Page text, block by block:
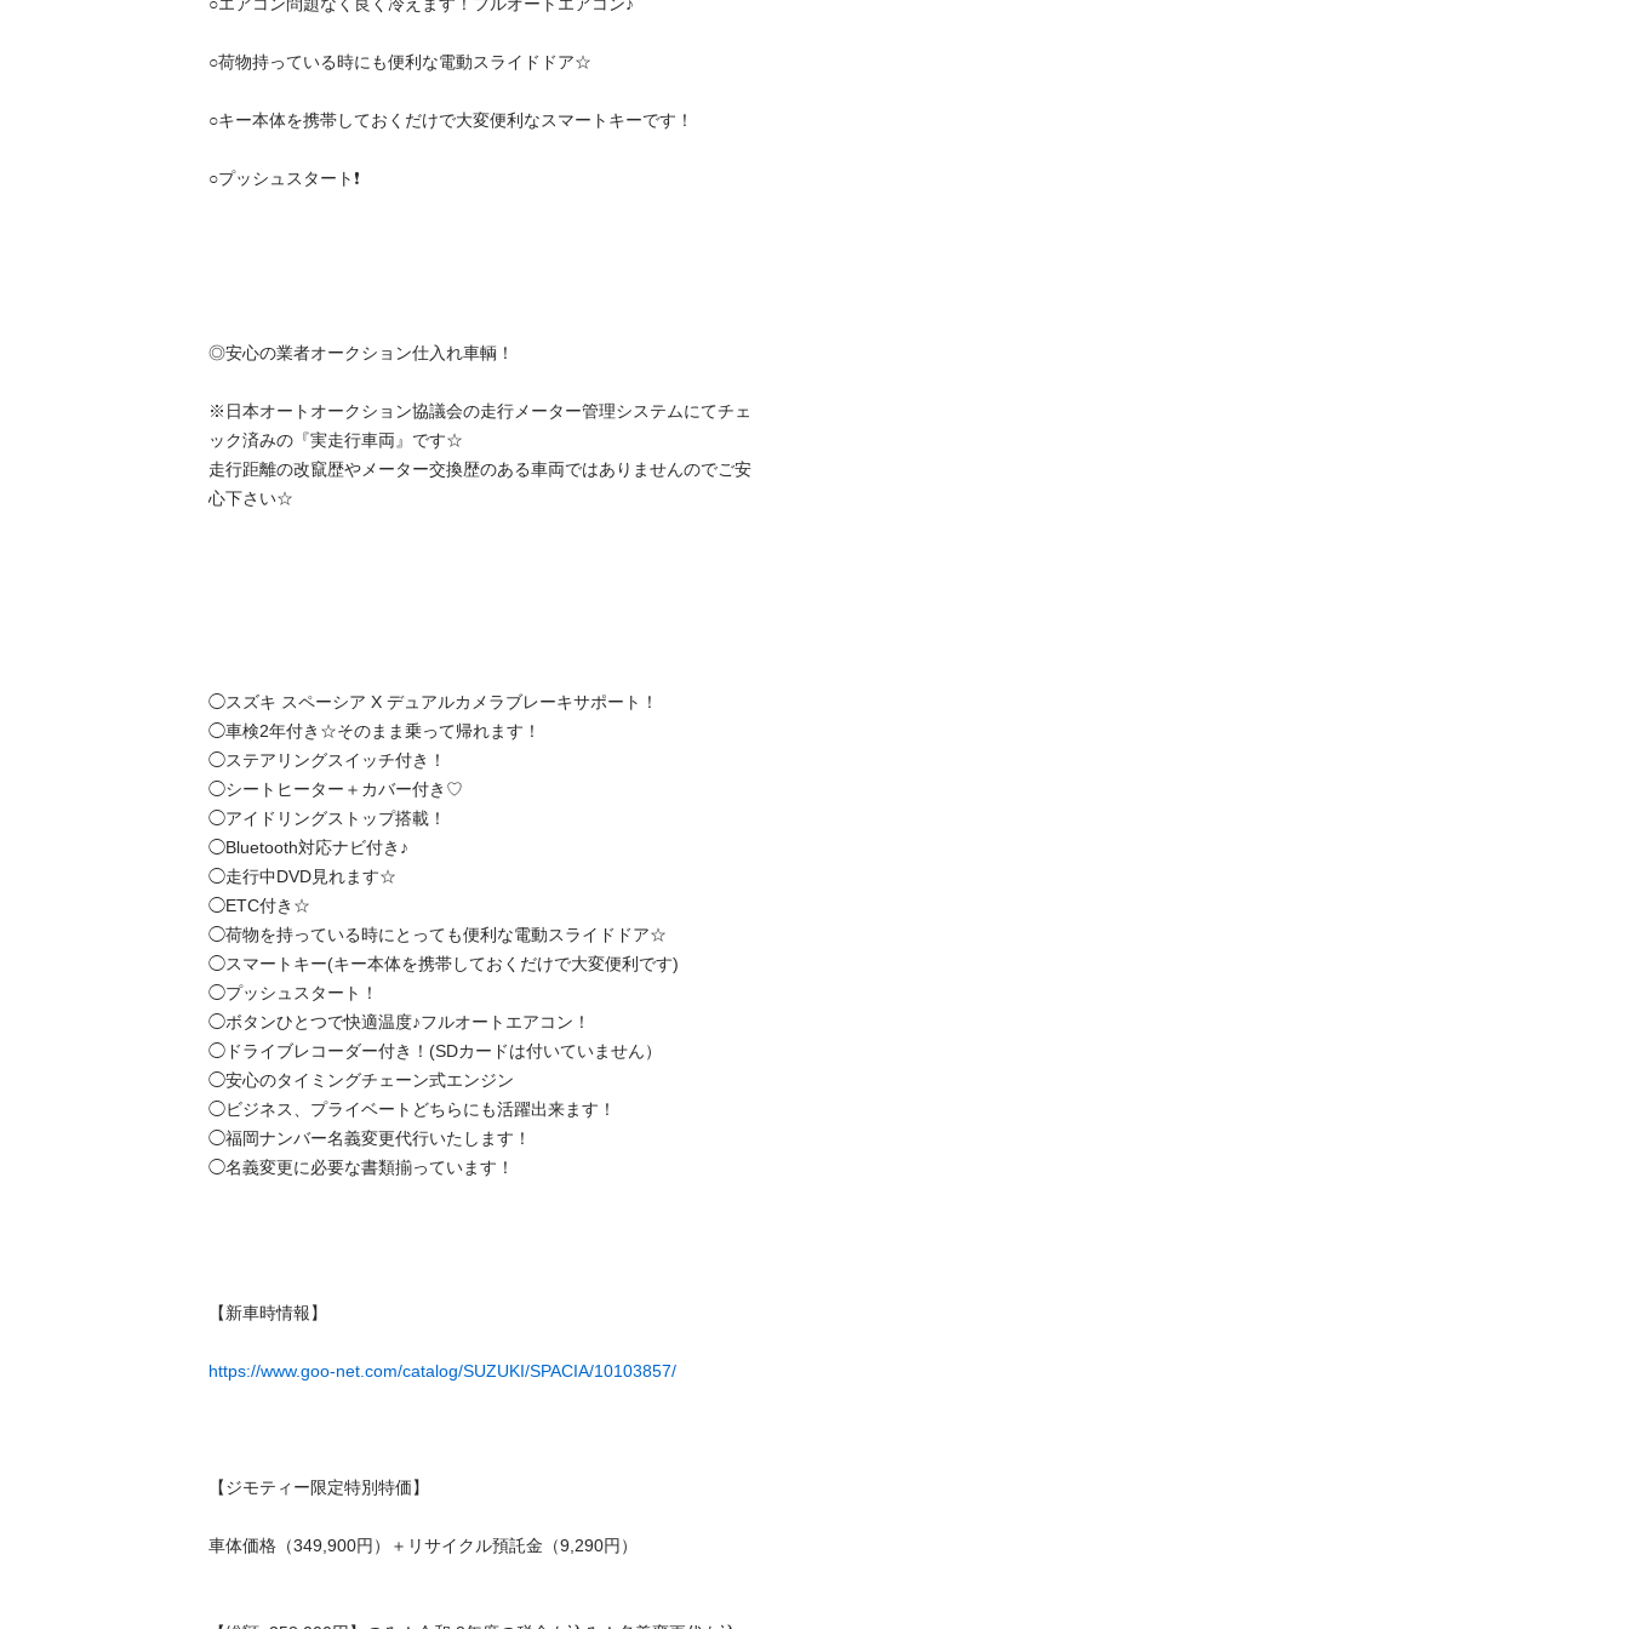
○荷物持っている時にも便利な電動スライドドア☆
○キー本体を携帯しておくだけで大変便利なスマートキーです！
○プッシュスタート❗️
◎安心の業者オークション仕入れ車輌！
※日本オートオークション協議会の走行メーター管理システムにてチェ
ック済みの『実走行車両』です☆
走行距離の改竄歴やメーター交換歴のある車両ではありませんのでご安
心下さい☆
◯スズキ スペーシア X デュアルカメラブレーキサポート！
◯車検2年付き☆そのまま乗って帰れます！
◯ステアリングスイッチ付き！
◯シートヒーター＋カバー付き♡
◯アイドリングストップ搭載！
◯Bluetooth対応ナビ付き♪
◯走行中DVD見れます☆
◯ETC付き☆
◯荷物を持っている時にとっても便利な電動スライドドア☆
◯スマートキー(キー本体を携帯しておくだけで大変便利です)
◯プッシュスタート！
◯ボタンひとつで快適温度♪フルオートエアコン！
◯ドライブレコーダー付き！(SDカードは付いていません）
◯安心のタイミングチェーン式エンジン
◯ビジネス、プライベートどちらにも活躍出来ます！
◯福岡ナンバー名義変更代行いたします！
◯名義変更に必要な書類揃っています！
【新車時情報】
https://www.goo-net.com/catalog/SUZUKI/SPACIA/10103857/
【ジモティー限定特別特価】
車体価格（349,900円）＋リサイクル預託金（9,290円）